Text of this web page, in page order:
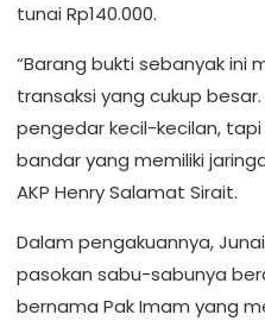
tunai Rp140.000.
“Barang bukti sebanyak ini
transaksi yang cukup
pengedar kecil-kecilan,
bandar yang memiliki
AKP Henry Salamat Sirait.
Dalam pengakuannya,
pasokan sabu-sabunya
bernama Pak Imam yang